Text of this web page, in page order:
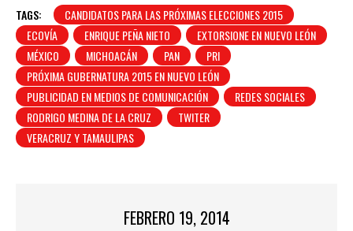
TAGS:
CANDIDATOS PARA LAS PRÓXIMAS ELECCIONES 2015
ECOVÍA
ENRIQUE PEÑA NIETO
EXTORSIONE EN NUEVO LEÓN
MÉXICO
MICHOACÁN PAN
PRI
PRÓXIMA GUBERNATURA 2015 EN NUEVO LEÓN
PUBLICIDAD EN MEDIOS DE COMUNICACIÓN
REDES SOCIALES
RODRIGO MEDINA DE LA CRUZ
TWITER
VERACRUZ Y TAMAULIPAS
FEBRERO 19, 2014